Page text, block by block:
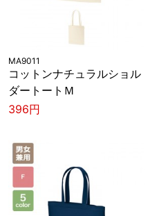
MA9011
コットンナチュラルショル
ダートートＭ
396円